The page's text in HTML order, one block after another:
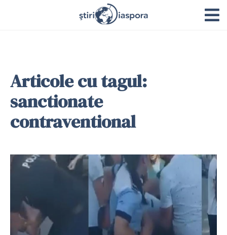
Articole cu tagul:
sanctionate
contraventional